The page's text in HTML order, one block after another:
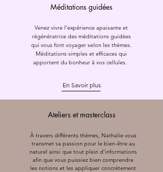
Méditations guidées
Venez vivre l’expérience apaisante et
régénératrice des méditations guidées
qui vous font voyager selon les thèmes.
Méditations simples et efficaces qui
apportent du bonheur à vos cellules.
En Savoir plus
Ateliers et masterclass
À travers différents thèmes, Nathalie vous
transmet sa passion pour le bien-être au
naturel ainsi que tout plein d'informations
afin que vous puissiez bien comprendre
les notions et les appliquer concrètement